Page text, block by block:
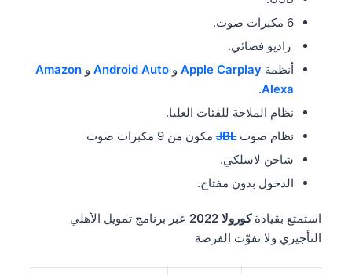
6 مكبرات صوت.
راديو فضائي.
أنظمة Apple Carplay و Android Auto و Amazon
Alexa
.
نظام الملاحة للفئات العليا.
نظام صوت JBL مكون من 9 مكبرات صوت
شاحن لاسلكي.
الدخول بدون مفتاح.
استمتع بقيادةكورولا 2022
عبر برنامج تمويل الأهلي
التأجيري ولا تفوّت الفرصة